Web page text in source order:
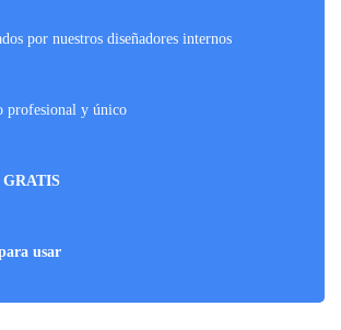
por nuestros diseñadores internos
profesional y único
GRATIS
usar